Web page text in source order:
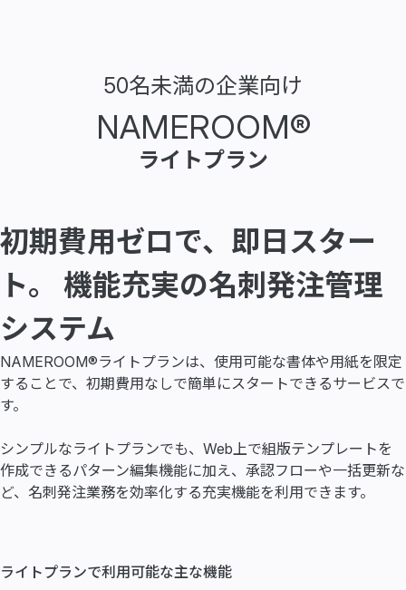
50名未満の企業向け
NAMEROOM®
ライトプラン
初期費用ゼロで、即日スター
ト。
機能充実の名刺発注管理
システム
NAMEROOM®ライトプランは、使用可能な書体や用紙を限定
することで、初期費用なしで簡単にスタートできるサービスで
す。
シンプルなライトプランでも、Web上で組版テンプレートを
作成できるパターン編集機能に加え、承認フローや一括更新な
ど、名刺発注業務を効率化する充実機能を利用できます。
ライトプランで利用可能な主な機能